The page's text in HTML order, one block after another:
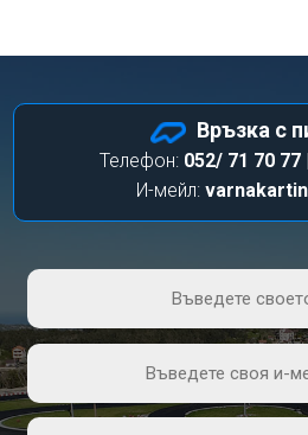
Връзка с
Телефон: 052/ 71 70 77
И-мейл: